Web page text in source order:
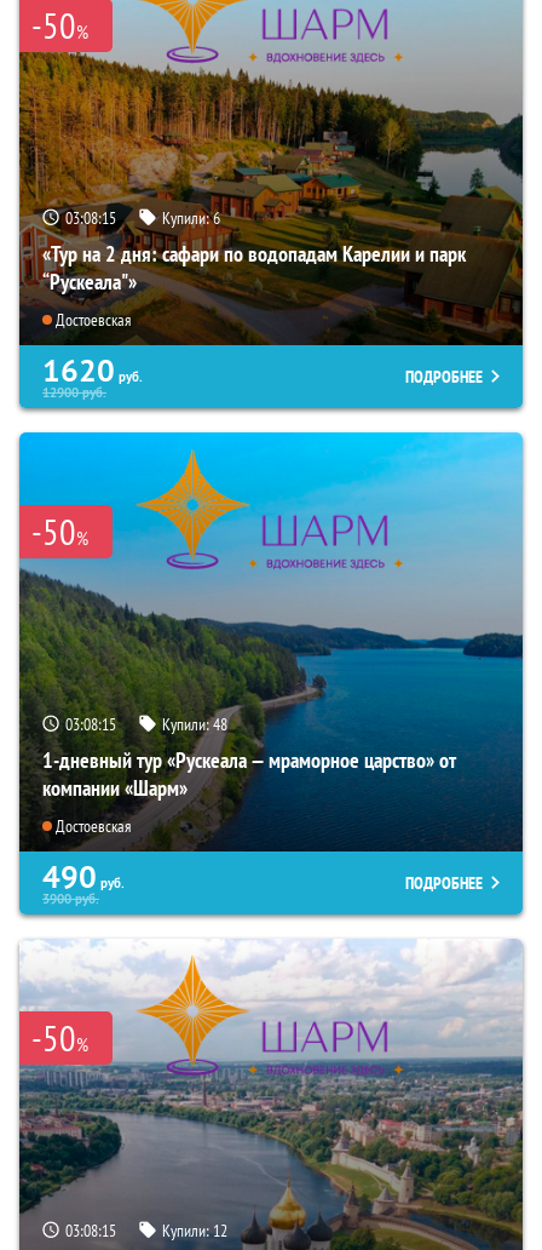
-50%
03:08:14 Купили:6
«Тур на 2 дня: сафари по водопадам Карелии и парк
“Рускеала"»
Достоевская
1620 руб.
12900руб.
ПОДРОБНЕЕ
-50%
03:08:14 Купили:48
1-дневный тур «Рускеала — мраморное царство» от
компании «Шарм»
Достоевская
490 руб.
3900руб.
ПОДРОБНЕЕ
-50%
03:08:14 Купили:12